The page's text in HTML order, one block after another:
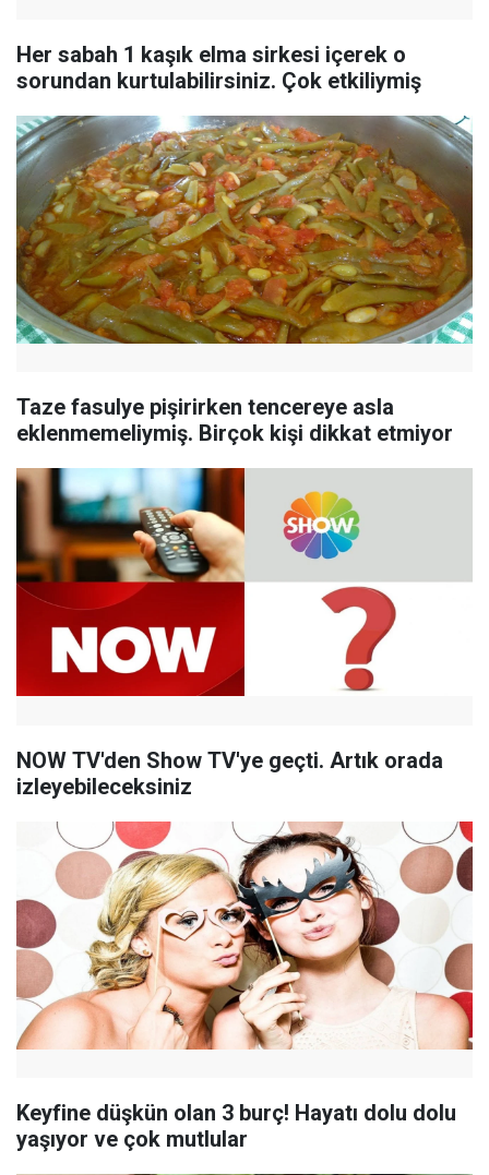
Her sabah 1 kaşık elma sirkesi içerek o
sorundan kurtulabilirsiniz. Çok etkiliymiş
Taze fasulye pişirirken tencereye asla
eklenmemeliymiş. Birçok kişi dikkat etmiyor
NOW TV'den Show TV'ye geçti. Artık orada
izleyebileceksiniz
Keyfine düşkün olan 3 burç! Hayatı dolu dolu
yaşıyor ve çok mutlular